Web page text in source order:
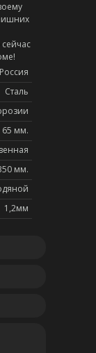
Россия
Сталь
65 мм.
мм.
1,2мм